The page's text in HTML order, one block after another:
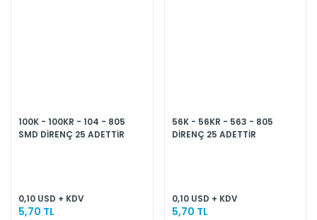
100K - 100KR - 104 - 805
SMD DİRENÇ 25 ADETTİR
0,10 USD + KDV
5,70 TL
56K - 56KR - 563 - 805
DİRENÇ 25 ADETTİR
0,10 USD + KDV
5,70 TL